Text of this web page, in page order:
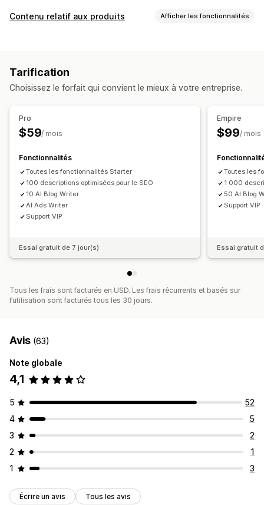
Outils SEO
Balises méta Édition en bloc
Optimisation d’images
Optimisation de vitesse
Suivi des performances
Analyses de données
Analyses de mots-clés Analyses de la vitesse
Analyses de liens
Suivi du classement
Trafic du site web
Contenu relatif aux produits Afficher les fonctionnalités
Publications sur les médias sociaux
SEO
Tarification
Choisissez le forfait qui convient le mieux à votre entreprise.
Pro
$59/ mois
Fonctionnalités
Toutes les fonctionnalités Starter
100 descriptions optimisées pour le SEO
10 AI Blog Writer
AI Ads Writer
Support VIP
Essai gratuit de 7 jour(s)
Empire
$99/ mois
Toutes les
1 000
50 AI Blog
Support VIP
Essai gratuit
Tous les frais sont facturés en USD. Les frais récurrents et basés sur
l’utilisation sont facturés tous les 30 jours.
Avis (63)
Note globale
4,1
5
52
4
5
3
2
2
1
1
3
Écrire un avis Tous les avis